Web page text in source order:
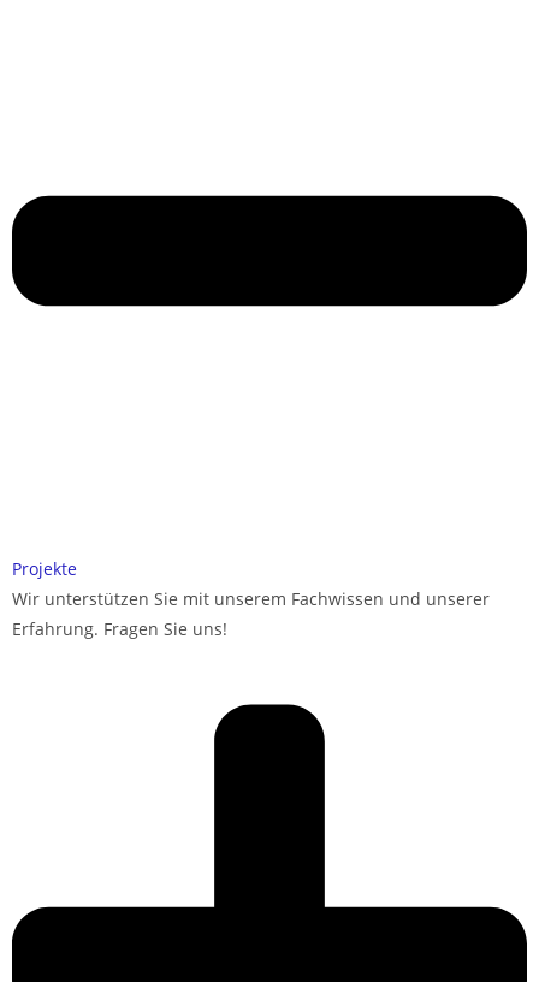
Projekte
Wir unterstützen Sie mit unserem Fachwissen und unserer
Erfahrung. Fragen Sie uns!